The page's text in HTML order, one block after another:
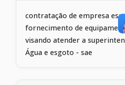
contratação de empresa
fornecimento de
visando atender a
Água e esgoto - sae